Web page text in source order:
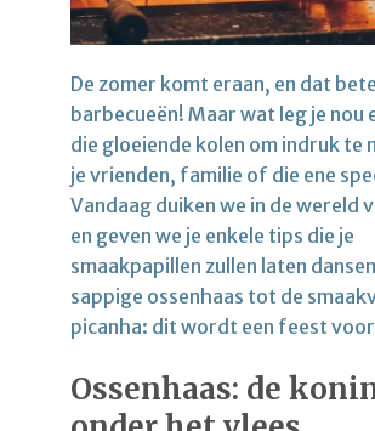
De zomer komt eraan, en dat
barbecueën! Maar wat leg je nou
die gloeiende kolen om indruk te
je vrienden, familie of die ene
Vandaag duiken we in de wereld
en geven we je enkele tips die je
smaakpapillen zullen laten
sappige ossenhaas tot de
picanha: dit wordt een feest
Ossenhaas: de